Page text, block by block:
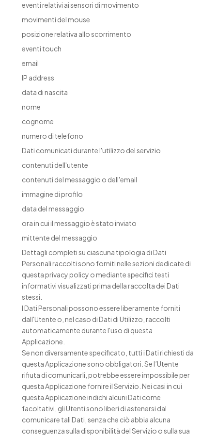
eventi relativi ai sensori di movimento
movimenti del mouse
posizione relativa allo scorrimento
eventi touch
email
IP address
data di nascita
nome
cognome
numero di telefono
Dati comunicati durante l'utilizzo del servizio
contenuti dell'utente
contenuti del messaggio o dell'email
immagine di profilo
data del messaggio
ora in cui il messaggio è stato inviato
mittente del messaggio
Dettagli completi su ciascuna tipologia di Dati
Personali raccolti sono forniti nelle sezioni dedicate di
questa privacy policy o mediante specifici testi
informativi visualizzati prima della raccolta dei Dati
stessi.
I Dati Personali possono essere liberamente forniti
dall'Utente o, nel caso di Dati di Utilizzo, raccolti
automaticamente durante l'uso di questa
Applicazione.
Se non diversamente specificato, tutti i Dati richiesti da
questa Applicazione sono obbligatori. Se l’Utente
rifiuta di comunicarli, potrebbe essere impossibile per
questa Applicazione fornire il Servizio. Nei casi in cui
questa Applicazione indichi alcuni Dati come
facoltativi, gli Utenti sono liberi di astenersi dal
comunicare tali Dati, senza che ciò abbia alcuna
conseguenza sulla disponibilità del Servizio o sulla sua